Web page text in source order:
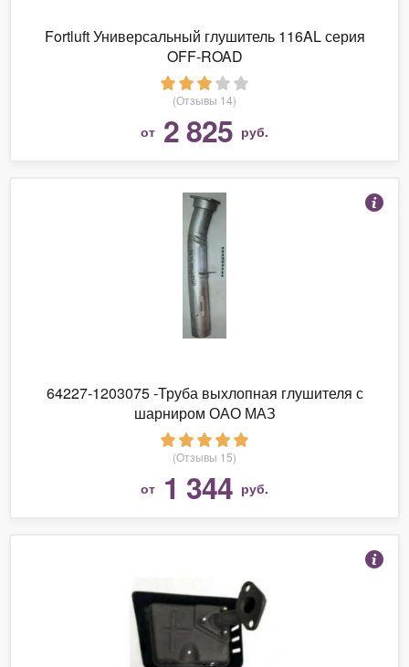
Fortluft Универсальный глушитель 116AL серия
OFF-ROAD
(Отзывы 14)
от 2 825 руб.
64227-1203075 -Труба выхлопная глушителя с
шарниром ОАО МАЗ
(Отзывы 15)
от 1 344 руб.